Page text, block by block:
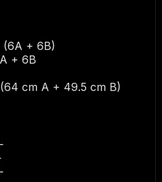
(6A + 6B)
+ 6B
(64 cm A + 49.5 cm B)